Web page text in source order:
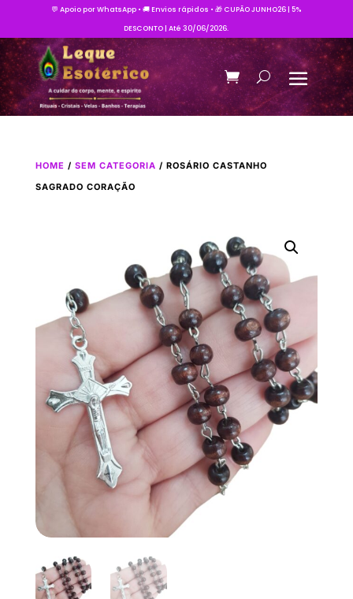
💬 Apoio por WhatsApp • 🚚 Envios rápidos • 🎁 CUPÃO JUNHO26 | 5%
DESCONTO | Até 30/06/2026.
HOME / SEM CATEGORIA / ROSÁRIO CASTANHO
SAGRADO CORAÇÃO